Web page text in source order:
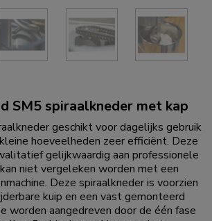
SM5 spiraalkneder met kap
geschikt voor dagelijks gebruik
hoeveelheden zeer efficiënt. Deze
gelijkwaardig aan professionele
niet vergeleken worden met een
Deze spiraalkneder is voorzien
kuip en een vast gemonteerd
worden aangedreven door de één fase